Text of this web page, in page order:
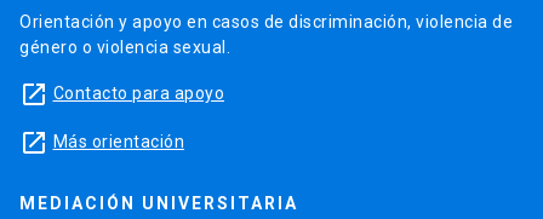
Orientación y apoyo en casos de discriminación, violencia de
género o violencia sexual.
launch Contacto para apoyo
launch Más orientación
MEDIACIÓN UNIVERSITARIA